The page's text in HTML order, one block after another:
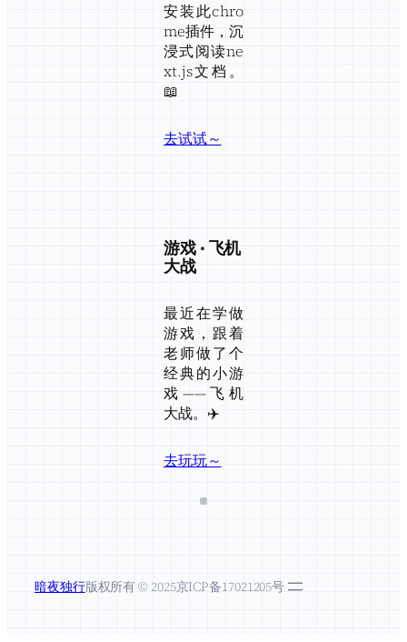
安装此chro
me插件，沉
浸式阅读ne
xt.js文档。
📖
去试试～
游戏 · 飞机
大战
最近在学做
游戏，跟着
老师做了个
经典的小游
戏——飞机
大战。✈️
去玩玩～
暗夜独行版权所有 © 2025京ICP备17021205号